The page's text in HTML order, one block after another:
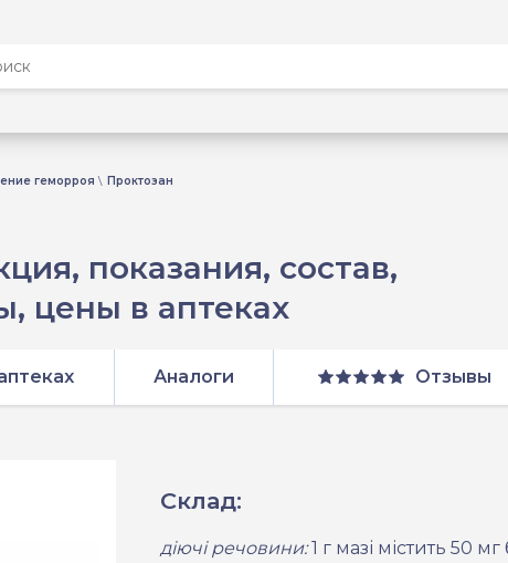
геморроя Проктозан
показания, состав,
цены в аптеках
Аналоги Отзывы
Склад:
діючі речовини: 1 г мазі містить 50